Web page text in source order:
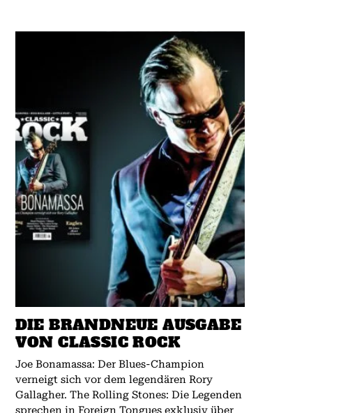
DIE BRANDNEUE AUSGABE
VON CLASSIC ROCK
Joe Bonamassa: Der Blues-Champion
verneigt sich vor dem legendären Rory
Gallagher. The Rolling Stones: Die Legenden
sprechen in Foreign Tongues exklusiv über